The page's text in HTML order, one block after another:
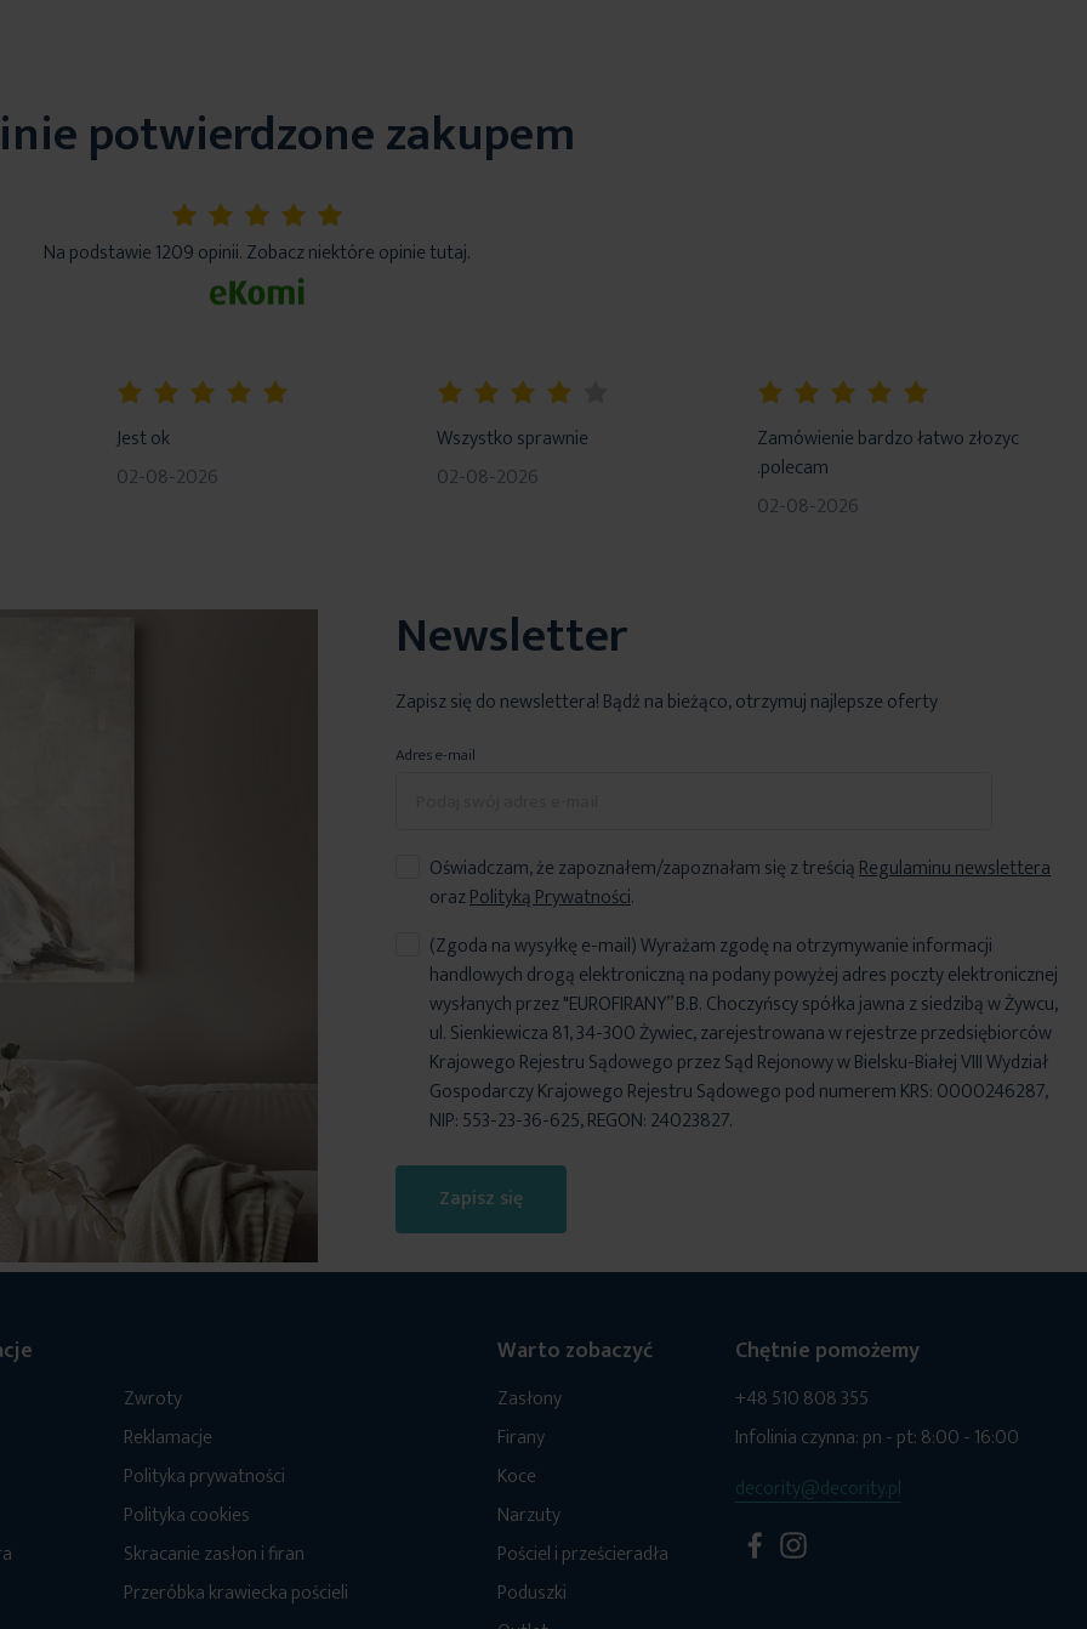
potwierdzone zakupem
5%
Na podstawie 1209 opinii. Zobacz niektóre opinie tutaj.
Jest ok
02-08-2026
Wszystko sprawnie
02-08-2026
Zamówienie bardzo łatwo złozyc
.polecam
02-08-2026
Newsletter
Zapisz się do newslettera! Bądź na bieżąco, otrzymuj najlepsze oferty
Adres e-mail
Oświadczam, że zapoznałem/zapoznałam się z treściąRegulaminu newslettera
orazPolityką Prywatności.
Zapisz się
(Zgoda na wysyłkę e-mail) Wyrażam zgodę na otrzymywanie informacji
handlowych drogą elektroniczną na podany powyżej adres poczty elektronicznej
wysłanych przez "EUROFIRANY” B.B. Choczyńscy spółka jawna z siedzibą w Żywcu,
ul. Sienkiewicza 81, 34-300 Żywiec, zarejestrowana w rejestrze przedsiębiorców
Krajowego Rejestru Sądowego przez Sąd Rejonowy w Bielsku-Białej VIII Wydział
Gospodarczy Krajowego Rejestru Sądowego pod numerem KRS: 0000246287,
NIP: 553-23-36-625, REGON: 24023827.
Zwroty
Reklamacje
Polityka prywatności
Polityka cookies
Skracanie zasłon i firan
Przeróbka krawiecka pościeli
Warto zobaczyć
Zasłony
Firany
Koce
Narzuty
Pościel i prześcieradła
Poduszki
Chętnie pomożemy
+48 510 808 355
Infolinia czynna: pn - pt: 8:00 - 16:00
decority@decority.pl